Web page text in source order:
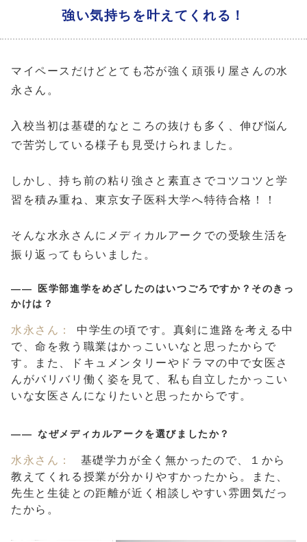
強い気持ちを叶えてくれる！
マイペースだけどとても芯が強く頑張り屋さんの水
永さん。
入校当初は基礎的なところの抜けも多く、伸び悩ん
で苦労している様子も見受けられました。
しかし、持ち前の粘り強さと素直さでコツコツと学
習を積み重ね、東京女子医科大学へ特待合格！！
そんな水永さんにメディカルアークでの受験生活を
振り返ってもらいました。
医学部進学をめざしたのはいつごろですか？そのきっ
かけは？
水永さん：
中学生の頃です。真剣に進路を考える中
で、命を救う職業はかっこいいなと思ったからで
す。また、ドキュメンタリーやドラマの中で女医さ
んがバリバリ働く姿を見て、私も自立したかっこい
いな女医さんになりたいと思ったからです。
なぜメディカルアークを選びましたか？
水永さん：
基礎学力が全く無かったので、１から
教えてくれる授業が分かりやすかったから。また、
先生と生徒との距離が近く相談しやすい雰囲気だっ
たから。